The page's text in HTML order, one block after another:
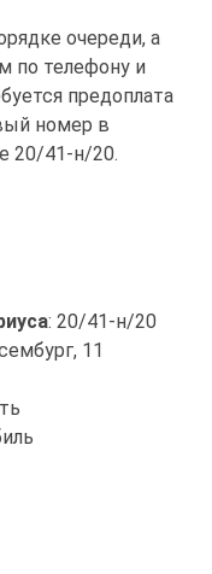
очереди, а
по телефону и
предоплата
номер в
20/41-н/20.
: 20/41-н/20
11